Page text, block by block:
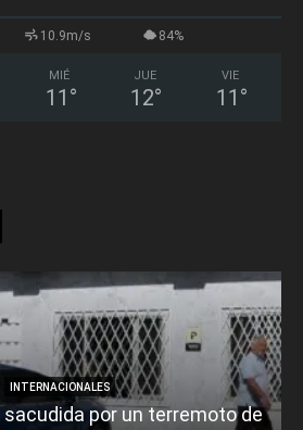
10.9m/s 84%
MIÉ
11 °
JUE
12°
VIE
11 °
INTERNACIONALES
sacudida por un terremoto de